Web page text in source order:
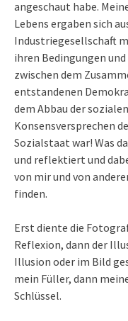
angeschaut habe.
Lebens ergaben sich
Industriegesellschaft
ihren Bedingungen
zwischen dem
entstandenen
dem Abbau der
Konsensversprechen
Sozialstaat war! Was
und reflektiert und
von mir und von
finden.
Erst diente die
Reflexion, dann der
Illusion oder im Bild
mein Füller, dann
Schlüssel.